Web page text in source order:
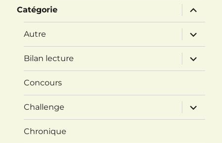
Catégorie
ouvrir
le
sous-
menu
Autre
ouvrir
le
sous-
menu
Bilan lecture
ouvrir
le
sous-
Concours
Challenge
ouvrir
le
sous-
Chronique